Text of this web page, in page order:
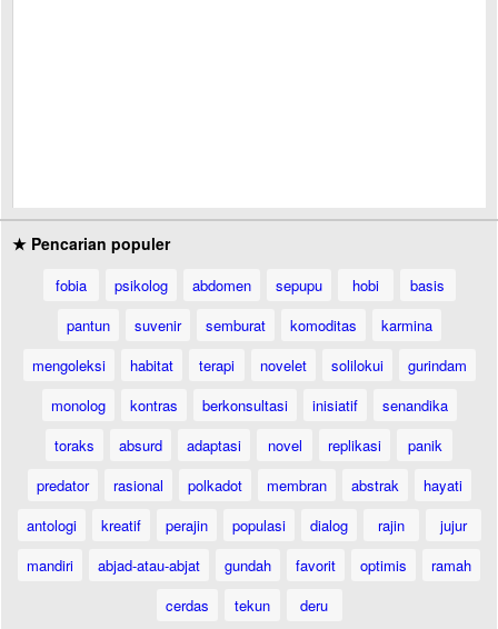
★ Pencarian populer
fobia psikolog abdomen sepupu hobi
basis
pantun
suvenir semburat komoditas
karmina
mengoleksi
habitat terapi novelet solilokui
gurindam
monolog
kontras berkonsultasi inisiatif
senandika
toraks
absurd adaptasi novel replikasi
panik
predator
rasional polkadot membran abstrak
hayati
antologi
kreatif perajin populasi dialog rajin
jujur
mandiri
abjad-atau-abjat gundah favorit optimis
ramah
cerdas
tekun deru